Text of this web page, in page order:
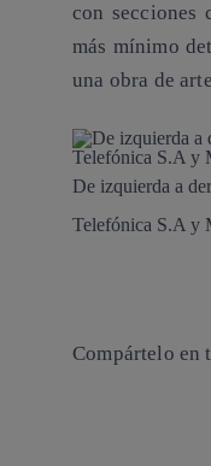
con secciones
más mínimo
una obra de
De izquierda a
Telefónica S.A y
Compártelo en